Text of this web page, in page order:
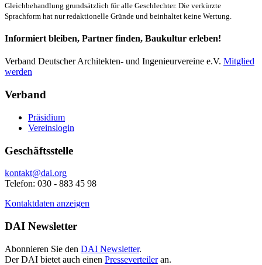
Gleichbehandlung grundsätzlich für alle Geschlechter. Die verkürzte
Sprachform hat nur redaktionelle Gründe und beinhaltet keine Wertung.
Informiert bleiben, Partner finden, Baukultur erleben!
Verband Deutscher Architekten- und Ingenieurvereine e.V. Mitglied
werden
Verband
Präsidium
Vereinslogin
Geschäftsstelle
kontakt@dai.org
Telefon: 030 - 883 45 98
Kontaktdaten anzeigen
DAI Newsletter
Abonnieren Sie den DAI Newsletter.
Der DAI bietet auch einen Presseverteileran.